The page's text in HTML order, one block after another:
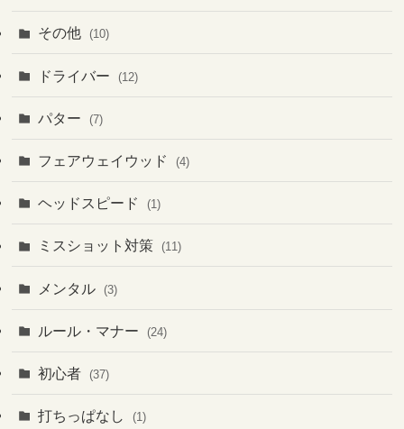
その他 (10)
ドライバー (12)
パター (7)
フェアウェイウッド (4)
ヘッドスピード (1)
ミスショット対策 (11)
メンタル (3)
ルール・マナー (24)
初心者 (37)
打ちっぱなし (1)